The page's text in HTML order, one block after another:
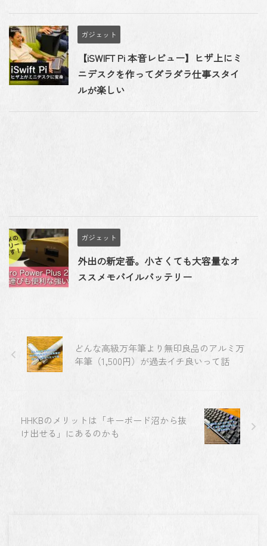
ガジェット
【iSWIFT Pi 本音レビュー】ヒザ上にミ
ニデスクを作ってダラダラ仕事スタイ
ルが楽しい
ガジェット
外出の新定番。小さくても大容量なオ
ススメモバイルバッテリー
どんな高級万年筆より無印良品のアルミ万
年筆（1,500円）が過去イチ良いって話
HHKBのメリットは「キーボード沼から抜
け出せる」にあるのかも